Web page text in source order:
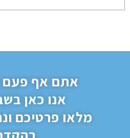
אתם אף פעם
אנו כאן
מלאו פרטיכם